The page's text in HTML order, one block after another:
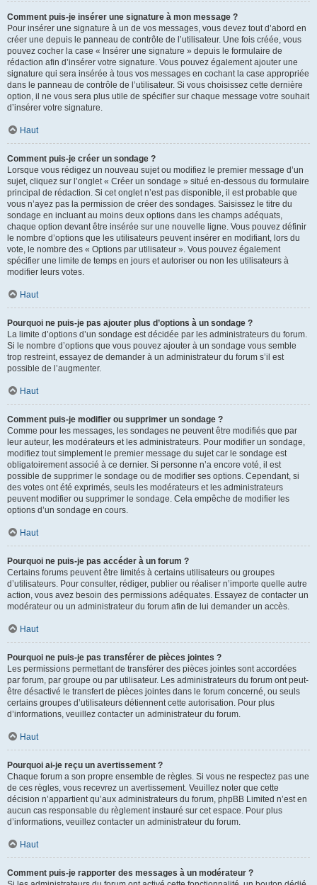
Comment puis-je insérer une signature à mon message ?
Pour insérer une signature à un de vos messages, vous devez tout d’abord en
créer une depuis le panneau de contrôle de l’utilisateur. Une fois créée, vous
pouvez cocher la case « Insérer une signature » depuis le formulaire de
rédaction afin d’insérer votre signature. Vous pouvez également ajouter une
signature qui sera insérée à tous vos messages en cochant la case appropriée
dans le panneau de contrôle de l’utilisateur. Si vous choisissez cette dernière
option, il ne vous sera plus utile de spécifier sur chaque message votre souhait
d’insérer votre signature.
Haut
Comment puis-je créer un sondage ?
Lorsque vous rédigez un nouveau sujet ou modifiez le premier message d’un
sujet, cliquez sur l’onglet « Créer un sondage » situé en-dessous du formulaire
principal de rédaction. Si cet onglet n’est pas disponible, il est probable que
vous n’ayez pas la permission de créer des sondages. Saisissez le titre du
sondage en incluant au moins deux options dans les champs adéquats,
chaque option devant être insérée sur une nouvelle ligne. Vous pouvez définir
le nombre d’options que les utilisateurs peuvent insérer en modifiant, lors du
vote, le nombre des « Options par utilisateur ». Vous pouvez également
spécifier une limite de temps en jours et autoriser ou non les utilisateurs à
modifier leurs votes.
Haut
Pourquoi ne puis-je pas ajouter plus d’options à un sondage ?
La limite d’options d’un sondage est décidée par les administrateurs du forum.
Si le nombre d’options que vous pouvez ajouter à un sondage vous semble
trop restreint, essayez de demander à un administrateur du forum s’il est
possible de l’augmenter.
Haut
Comment puis-je modifier ou supprimer un sondage ?
Comme pour les messages, les sondages ne peuvent être modifiés que par
leur auteur, les modérateurs et les administrateurs. Pour modifier un sondage,
modifiez tout simplement le premier message du sujet car le sondage est
obligatoirement associé à ce dernier. Si personne n’a encore voté, il est
possible de supprimer le sondage ou de modifier ses options. Cependant, si
des votes ont été exprimés, seuls les modérateurs et les administrateurs
peuvent modifier ou supprimer le sondage. Cela empêche de modifier les
options d’un sondage en cours.
Haut
Pourquoi ne puis-je pas accéder à un forum ?
Certains forums peuvent être limités à certains utilisateurs ou groupes
d’utilisateurs. Pour consulter, rédiger, publier ou réaliser n’importe quelle autre
action, vous avez besoin des permissions adéquates. Essayez de contacter un
modérateur ou un administrateur du forum afin de lui demander un accès.
Haut
Pourquoi ne puis-je pas transférer de pièces jointes ?
Les permissions permettant de transférer des pièces jointes sont accordées
par forum, par groupe ou par utilisateur. Les administrateurs du forum ont peut-
être désactivé le transfert de pièces jointes dans le forum concerné, ou seuls
certains groupes d’utilisateurs détiennent cette autorisation. Pour plus
d’informations, veuillez contacter un administrateur du forum.
Haut
Pourquoi ai-je reçu un avertissement ?
Chaque forum a son propre ensemble de règles. Si vous ne respectez pas une
de ces règles, vous recevrez un avertissement. Veuillez noter que cette
décision n’appartient qu’aux administrateurs du forum, phpBB Limited n’est en
aucun cas responsable du règlement instauré sur cet espace. Pour plus
d’informations, veuillez contacter un administrateur du forum.
Haut
Comment puis-je rapporter des messages à un modérateur ?